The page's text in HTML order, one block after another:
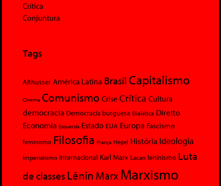
Crítica
Conjuntura
Tags
Althusser América Latina Brasil Capitalismo
Cinema Comunismo Crise Crítica Cultura
democracia Democracia burguesa Dialética Direito
Economia Esquerda Estado EUA Europa Fascismo
feminismo Filosofia França Hegel História Ideologia
Imperialismo Internacional Karl Marx Lacan leninismo Luta
de classesLênin MarxMarxismo